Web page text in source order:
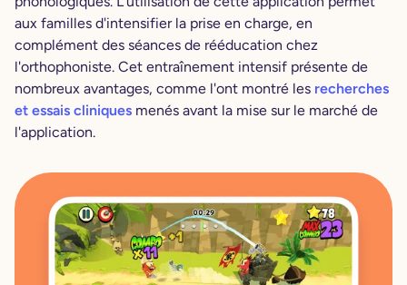
aux familles d'intensifier la prise en charge, en
complément des séances de rééducation chez
l'orthophoniste. Cet entraînement intensif présente de
nombreux avantages, comme l'ont montré les recherches
et essais cliniques menés avant la mise sur le marché de
l'application.